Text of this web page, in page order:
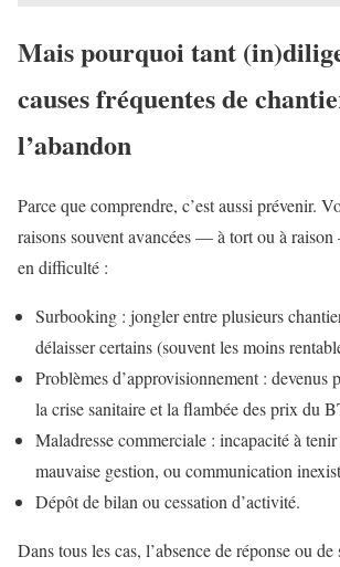
Mais pourquoi tant
causes fréquentes de
l’abandon
Parce que comprendre, c’est aussi prévenir.
raisons souvent avancées — à tort ou à
en difficulté :
Surbooking : jongler entre plusieurs
délaisser certains (souvent les moins
Problèmes d’approvisionnement : devenus
la crise sanitaire et la flambée des prix du
Maladresse commerciale : incapacité à
mauvaise gestion, ou communication
Dépôt de bilan ou cessation d’activité.
Dans tous les cas, l’absence de réponse ou